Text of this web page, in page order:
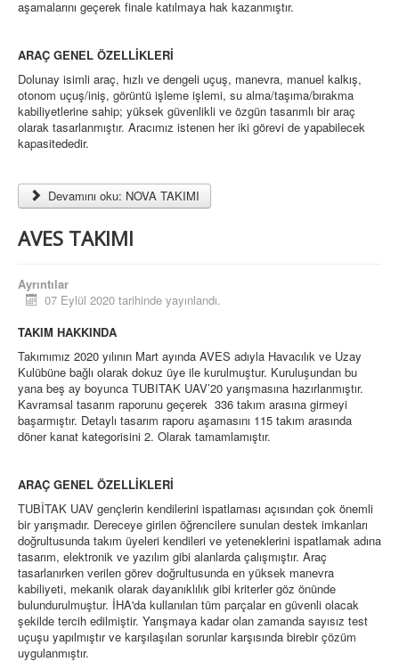
aşamalarını geçerek finale katılmaya hak kazanmıştır.
ARAÇ GENEL ÖZELLİKLERİ
Dolunay isimli araç, hızlı ve dengeli uçuş, manevra, manuel kalkış,
otonom uçuş/iniş, görüntü işleme işlemi, su alma/taşıma/bırakma
kabiliyetlerine sahip; yüksek güvenlikli ve özgün tasarımlı bir araç
olarak tasarlanmıştır. Aracımız istenen her iki görevi de yapabilecek
kapasitededir.
Devamını oku: NOVA TAKIMI
AVES TAKIMI
Ayrıntılar
07 Eylül 2020 tarihinde yayınlandı.
TAKIM HAKKINDA
Takımımız 2020 yılının Mart ayında AVES adıyla Havacılık ve Uzay
Kulübüne bağlı olarak dokuz üye ile kurulmuştur. Kuruluşundan bu
yana beş ay boyunca TUBITAK UAV’20 yarışmasına hazırlanmıştır.
Kavramsal tasarım raporunu geçerek 336 takım arasına girmeyi
başarmıştır. Detaylı tasarım raporu aşamasını 115 takım arasında
döner kanat kategorisini 2. Olarak tamamlamıştır.
ARAÇ GENEL ÖZELLİKLERİ
TUBİTAK UAV gençlerin kendilerini ispatlaması açısından çok önemli
bir yarışmadır. Dereceye girilen öğrencilere sunulan destek imkanları
doğrultusunda takım üyeleri kendileri ve yeteneklerini ispatlamak adına
tasarım, elektronik ve yazılım gibi alanlarda çalışmıştır. Araç
tasarlanırken verilen görev doğrultusunda en yüksek manevra
kabiliyeti, mekanik olarak dayanıklılık gibi kriterler göz önünde
bulundurulmuştur. İHA'da kullanılan tüm parçalar en güvenli olacak
şekilde tercih edilmiştir. Yarışmaya kadar olan zamanda sayısız test
uçuşu yapılmıştır ve karşılaşılan sorunlar karşısında birebir çözüm
uygulanmıştır.